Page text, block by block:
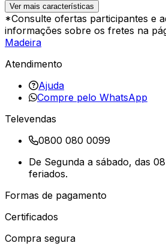
Ver mais características
*Consulte ofertas participantes e
informações sobre os fretes na
Madeira
Atendimento
Ajuda
Compre pelo WhatsApp
Televendas
0800 080 0099
De Segunda a sábado, das
feriados.
Formas de pagamento
Certificados
Compra segura